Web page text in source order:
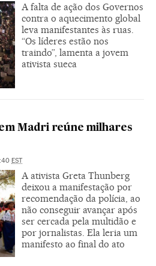
A falta de ação dos Governos
contra o aquecimento global
leva manifestantes às ruas.
“Os líderes estão nos
traindo”, lamenta a jovem
ativista sueca
Madri reúne milhares
EST
A ativista Greta Thunberg
deixou a manifestação por
recomendação da polícia, ao
não conseguir avançar após
ser cercada pela multidão e
por jornalistas. Ela leria um
manifesto ao final do ato